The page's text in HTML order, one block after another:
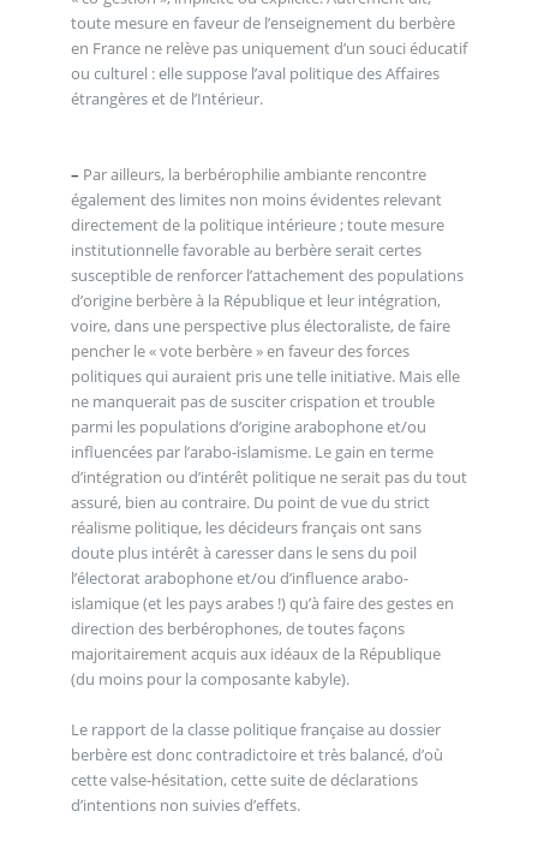
toute mesure en faveur de l’enseignement du berbère
en France ne relève pas uniquement d’un souci éducatif
ou culturel : elle suppose l’aval politique des Affaires
étrangères et de l’Intérieur.
– Par ailleurs, la berbérophilie ambiante rencontre
également des limites non moins évidentes relevant
directement de la politique intérieure ; toute mesure
institutionnelle favorable au berbère serait certes
susceptible de renforcer l’attachement des populations
d’origine berbère à la République et leur intégration,
voire, dans une perspective plus électoraliste, de faire
pencher le « vote berbère » en faveur des forces
politiques qui auraient pris une telle initiative. Mais elle
ne manquerait pas de susciter crispation et trouble
parmi les populations d’origine arabophone et/ou
influencées par l’arabo-islamisme. Le gain en terme
d’intégration ou d’intérêt politique ne serait pas du tout
assuré, bien au contraire. Du point de vue du strict
réalisme politique, les décideurs français ont sans
doute plus intérêt à caresser dans le sens du poil
l’électorat arabophone et/ou d’influence arabo-
islamique (et les pays arabes !) qu’à faire des gestes en
direction des berbérophones, de toutes façons
majoritairement acquis aux idéaux de la République
(du moins pour la composante kabyle).
Le rapport de la classe politique française au dossier
berbère est donc contradictoire et très balancé, d’où
cette valse-hésitation, cette suite de déclarations
d’intentions non suivies d’effets.